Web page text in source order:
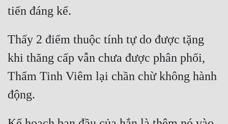
Nữ Cường
Phong Thủy - Tâm Linh
Phương Tây
Phản Phái
Thấy 2 điểm thuộc tính tự do được tặng
khi thăng cấp vẫn chưa được phân phối,
Thẩm Tinh Viêm lại chần chừ không hành